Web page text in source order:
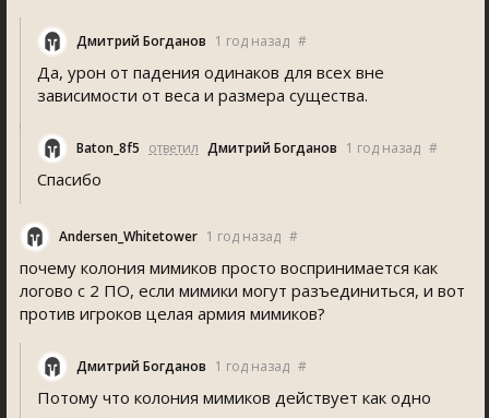
Дмитрий Богданов 1 год назад #
Да, урон от падения одинаков для всех вне
зависимости от веса и размера существа.
Baton_8f5 ответил Дмитрий Богданов 1 год назад #
Спасибо
Andersen_Whitetower 1 год назад #
почему колония мимиков просто воспринимается как
логово с 2 ПО, если мимики могут разъединиться, и вот
против игроков целая армия мимиков?
Дмитрий Богданов 1 год назад #
Потому что колония мимиков действует как одно